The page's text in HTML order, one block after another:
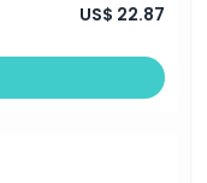
US$ 22.87